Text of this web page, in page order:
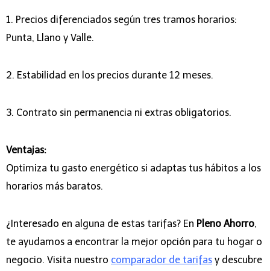
1. Precios diferenciados según tres tramos horarios:
Punta, Llano y Valle.
2. Estabilidad en los precios durante 12 meses.
3. Contrato sin permanencia ni extras obligatorios.
Ventajas:
Optimiza tu gasto energético si adaptas tus hábitos a los
horarios más baratos.
¿Interesado en alguna de estas tarifas? En Pleno Ahorro,
te ayudamos a encontrar la mejor opción para tu hogar o
negocio. Visita nuestro comparador de tarifas y descubre